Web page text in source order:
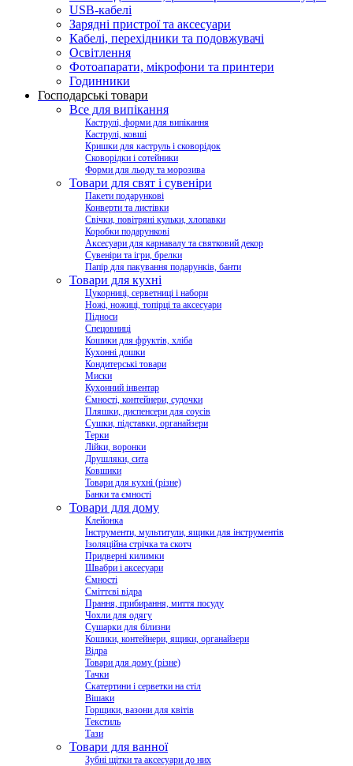
USB-кабелі
Зарядні пристрої та аксесуари
Кабелі, перехідники та подовжувачі
Освітлення
Фотоапарати, мікрофони та принтери
Годинники
Господарські товари
Все для випікання
Каструлі, форми для випікання
Каструлі, ковші
Кришки для каструль і сковорідок
Сковорідки і сотейники
Форми для льоду та морозива
Товари для свят і сувеніри
Пакети подарункові
Конверти та листівки
Свічки, повітряні кульки, хлопавки
Коробки подарункові
Аксесуари для карнавалу та святковий декор
Сувеніри та ігри, брелки
Папір для пакування подарунків, банти
Товари для кухні
Цукорниці, серветниці і набори
Ножі, ножиці, топірці та аксесуари
Підноси
Спецовниці
Кошики для фруктів, хліба
Кухонні дошки
Кондитерські товари
Миски
Кухонний інвентар
Ємності, контейнери, судочки
Пляшки, диспенсери для соусів
Сушки, підставки, органайзери
Терки
Лійки, воронки
Друшляки, сита
Ковшики
Товари для кухні (різне)
Банки та ємності
Товари для дому
Клейонка
Інструменти, мультитули, ящики для інструментів
Ізоляційна стрічка та скотч
Придверні килимки
Швабри і аксесуари
Ємності
Сміттєві відра
Прання, прибирання, миття посуду
Чохли для одягу
Сушарки для білизни
Кошики, контейнери, ящики, органайзери
Відра
Товари для дому (різне)
Тачки
Скатертини і серветки на стіл
Вішаки
Горщики, вазони для квітів
Текстиль
Тази
Товари для ванної
Зубні щітки та аксесуари до них